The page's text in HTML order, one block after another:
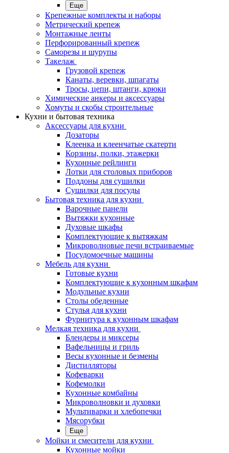
Еще
Крепежные комплекты и наборы
Метрический крепеж
Монтажные ленты
Перфорированный крепеж
Саморезы и шурупы
Такелаж
Грузовой крепеж
Канаты, веревки, шпагаты
Тросы, цепи, штанги, крюки
Химические анкеры и аксессуары
Хомуты и скобы строительные
Кухни и бытовая техника
Аксессуары для кухни
Дозаторы
Клеенка и клеенчатые скатерти
Корзины, полки, этажерки
Кухонные рейлинги
Лотки для столовых приборов
Поддоны для сушилки
Сушилки для посуды
Бытовая техника для кухни
Варочные панели
Вытяжки кухонные
Духовые шкафы
Комплектующие к вытяжкам
Микроволновые печи встраиваемые
Посудомоечные машины
Мебель для кухни
Готовые кухни
Комплектующие к кухонным шкафам
Модульные кухни
Столы обеденные
Стулья для кухни
Фурнитура к кухонным шкафам
Мелкая техника для кухни
Блендеры и миксеры
Вафельницы и гриль
Весы кухонные и безмены
Дистилляторы
Кофеварки
Кофемолки
Кухонные комбайны
Микроволновки и духовки
Мультиварки и хлебопечки
Мясорубки
Еще
Мойки и смесители для кухни
Кухонные мойки